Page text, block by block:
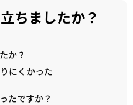
ちましたか？
か？
にくかった
たですか？